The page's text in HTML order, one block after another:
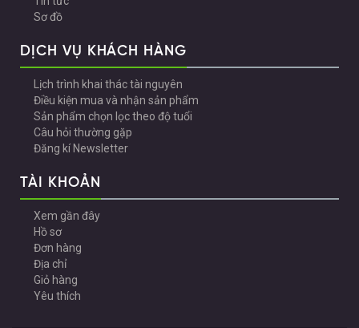
Sơ đồ
DỊCH VỤ KHÁCH HÀNG
Lịch trình khai thác tài nguyên
Điều kiện mua và nhận sản phẩm
Sản phẩm chọn lọc theo độ tuổi
Câu hỏi thường gặp
Đăng kí Newsletter
TÀI KHOẢN
Xem gần đây
Hồ sơ
Đơn hàng
Địa chỉ
Giỏ hàng
Yêu thích